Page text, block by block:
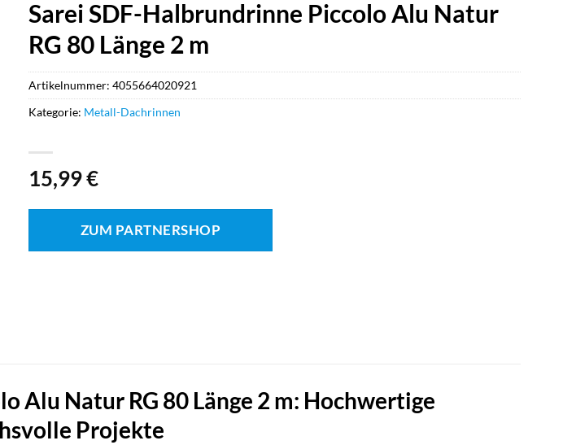
Sarei SDF-Halbrundrinne Piccolo Alu Natur
RG 80 Länge 2 m
15,99€
ZUM PARTNERSHOP
Artikelnummer: 4055664020921
Kategorie: Metall-Dachrinnen
Alu Natur RG 80 Länge 2 m: Hochwertige
Projekte